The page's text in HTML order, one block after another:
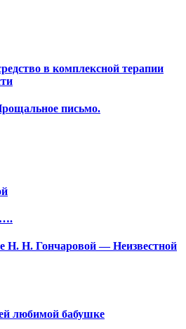
в комплексной терапии
письмо.
Н. Гончаровой — Неизвестной
любимой бабушке